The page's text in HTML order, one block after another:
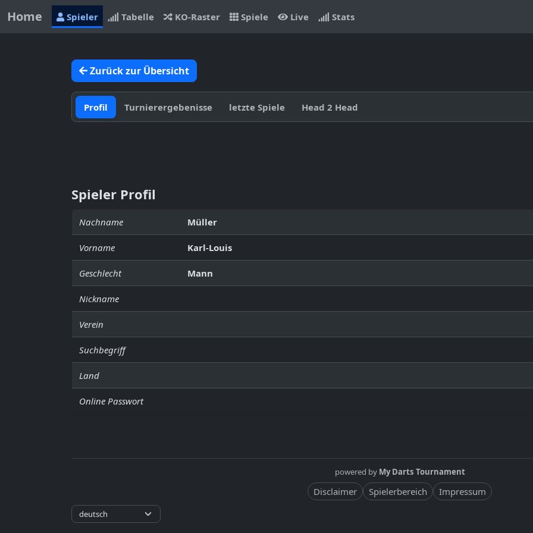
Home Spieler Tabelle KO-Raster Spiele Live Stats
Zurück zur Übersicht
Profil Turnierergebenisse letzte Spiele Head 2 Head
Spieler Profil
Nachname Müller
Vorname Karl-Louis
Geschlecht Mann
Nickname
Verein
Suchbegriff
Land
Online Passwort
powered by My Darts Tournament
Disclaimer Spielerbereich Impressum